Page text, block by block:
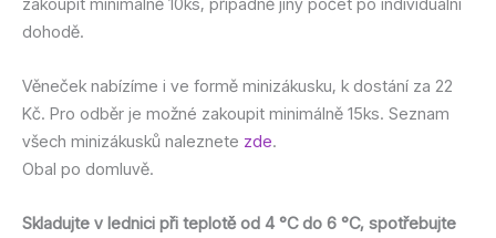
dohodě.
Věneček nabízíme i ve formě minizákusku, k dostání za 22
Kč. Pro odběr je možné zakoupit minimálně 15ks. Seznam
všech minizákusků naleznete zde.
Obal po domluvě.
Skladujte v lednici při teplotě od 4 °C do 6 °C, spotřebujte